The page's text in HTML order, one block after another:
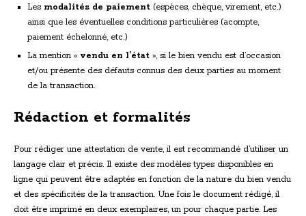
Les modalités de paiement (espèces, chèque, virement, etc.)
ainsi que les éventuelles conditions particulières (acompte,
paiement échelonné, etc.)
La mention « vendu en l’état », si le bien vendu est d’occasion
et/ou présente des défauts connus des deux parties au moment
de la transaction.
Rédaction et formalités
Pour rédiger une attestation de vente, il est recommandé d’utiliser un
langage clair et précis. Il existe des modèles types disponibles en
ligne qui peuvent être adaptés en fonction de la nature du bien vendu
et des spécificités de la transaction. Une fois le document rédigé, il
doit être imprimé en deux exemplaires, un pour chaque partie. Les